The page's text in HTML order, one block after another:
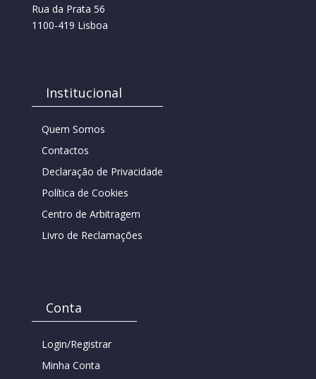
Rua da Prata 56
1100-419 Lisboa
Institucional
Quem Somos
Contactos
Declaração de Privacidade
Política de Cookies
Centro de Arbitragem
Livro de Reclamações
Conta
Login/Registrar
Minha Conta